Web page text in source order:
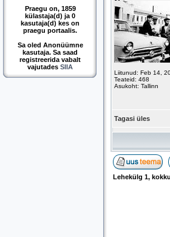
Praegu on, 1859
külastaja(d) ja 0
kasutaja(d) kes on
praegu portaalis.
Sa oled Anonüümne
kasutaja. Sa saad
registreerida vabalt
vajutades SIIA
Liitunud: Feb 14,
Teateid: 468
Asukoht: Tallinn
Tagasi üles
Lehekülg 1,